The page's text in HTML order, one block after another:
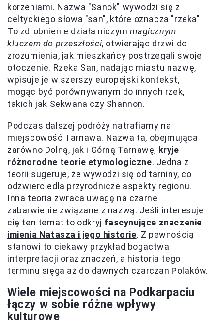
korzeniami. Nazwa "Sanok" wywodzi się z
celtyckiego słowa "san", które oznacza "rzeka".
To zdrobnienie działa niczymmagicznym
kluczem do przeszłości, otwierając drzwi do
zrozumienia, jak mieszkańcy postrzegali swoje
otoczenie. Rzeka San, nadając miastu nazwę,
wpisuje je w szerszy europejski kontekst,
mogąc być porównywanym do innych rzek,
takich jak Sekwana czy Shannon.
Podczas dalszej podróży natrafiamy na
miejscowość Tarnawa. Nazwa ta, obejmująca
zarówno Dolną, jak i Górną Tarnawę, kryje
różnorodne teorie etymologiczne. Jedna z
teorii sugeruje, że wywodzi się od tarniny, co
odzwierciedla przyrodnicze aspekty regionu.
Inna teoria zwraca uwagę na czarne
zabarwienie związane z nazwą. Jeśli interesuje
cię ten temat to odkryj fascynujące znaczenie
imienia Natasza i jego historie. Z pewnością
stanowi to ciekawy przykład bogactwa
interpretacji oraz znaczeń, a historia tego
terminu sięga aż do dawnych czarczan Polaków.
Wiele miejscowości na Podkarpaciu
łączy w sobie różne wpływy
kulturowe